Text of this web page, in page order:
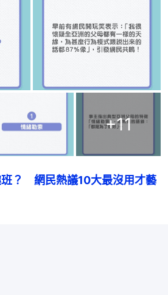
+11
？　網民熱議10大最沒用才藝